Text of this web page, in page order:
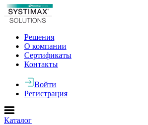
Решения
О компании
Сертификаты
Контакты
Войти
Регистрация
Каталог